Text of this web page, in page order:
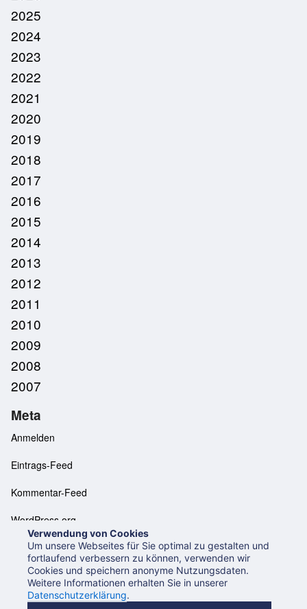
2025
2024
2023
2022
2021
2020
2019
2018
2017
2016
2015
2014
2013
2012
2011
2010
2009
2008
2007
Meta
Anmelden
Eintrags-Feed
Kommentar-Feed
WordPress.org
Neues aus der UB Mannheim
Datenschutzerklärung
Impressum
Verwendung von Cookies
Um unsere Webseites für Sie optimal zu gestalten und
fortlaufend verbessern zu können, verwenden wir
Cookies und speichern anonyme Nutzungsdaten.
Weitere Informationen erhalten Sie in unserer
Datenschutzerklärung.